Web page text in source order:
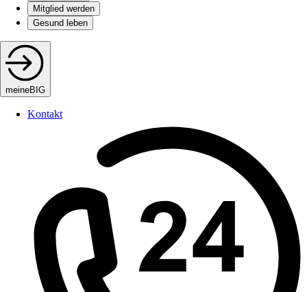
Mitglied werden
Gesund leben
meineBIG
Kontakt